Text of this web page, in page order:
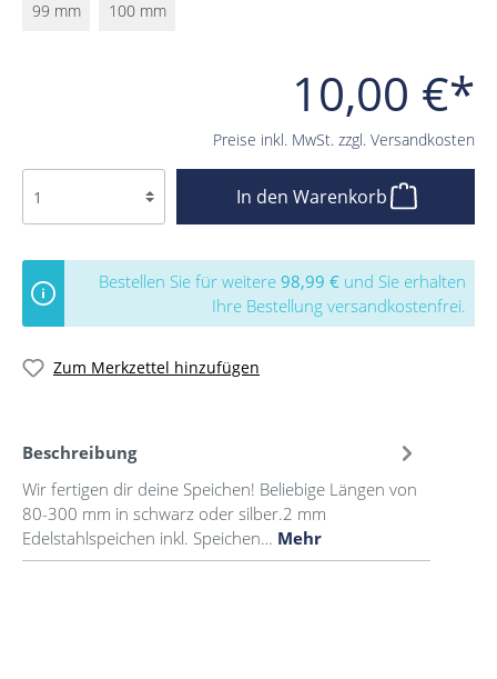
10,00 €*
Preise inkl. MwSt. zzgl. Versandkosten
99 mm 100 mm
In den Warenkorb
Bestellen Sie für weitere 98,99 € und Sie erhalten
Ihre Bestellung versandkostenfrei.
Zum Merkzettel hinzufügen
Beschreibung
Wir fertigen dir deine Speichen! Beliebige Längen von
80-300 mm in schwarz oder silber.2 mm
Edelstahlspeichen inkl. Speichen… Mehr